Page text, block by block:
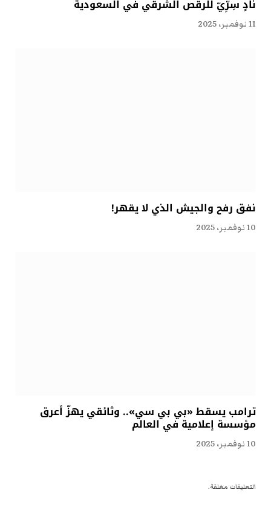
نادٍ سِرِّيّ للرقص الشرقي في السعودية
11 نوفمبر، 2025
نفق رفح والجيش الذي لا يقهر!
10 نوفمبر، 2025
ترامب يسقط «بي بي سي».. وثائقي يهزّ أعرق
مؤسسة إعلامية في العالم
10 نوفمبر، 2025
التعليقات مغلقة.